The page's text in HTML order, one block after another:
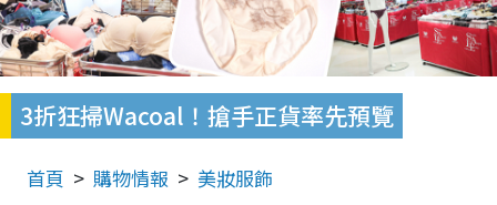
3折狂掃Wacoal！搶手正貨率先預覽
首頁 購物情報 美妝服飾